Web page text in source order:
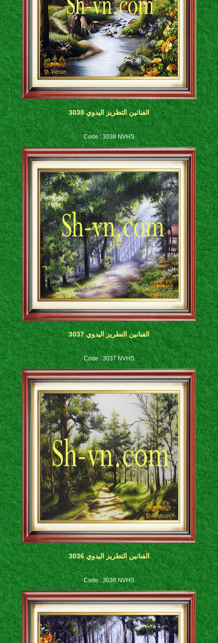
الفنانين التطريز اليدوي 3038
Code : 3038 NVHS
الفنانين التطريز اليدوي 3037
Code : 3037 NVHS
الفنانين التطريز اليدوي 3036
Code : 3036 NVHS